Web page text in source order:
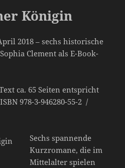
Königin
2018 – sechs historische
Clement als E-Book-
ca. 65 Seiten entspricht
978-3-946280-55-2 /
Sechs spannende
Kurzromane, die im
Mittelalter spielen